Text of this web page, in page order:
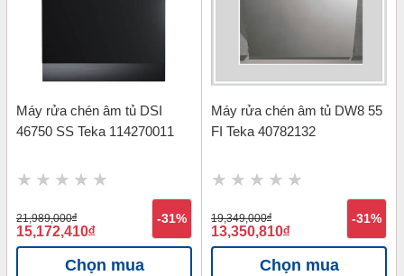
Máy rửa chén âm tủ DSI
46750 SS Teka 114270011
21,989,000đ
15,172,410đ
-31%
Chọn mua
Máy rửa chén âm tủ DW8 55
FI Teka 40782132
19,349,000đ
13,350,810đ
-31%
Chọn mua